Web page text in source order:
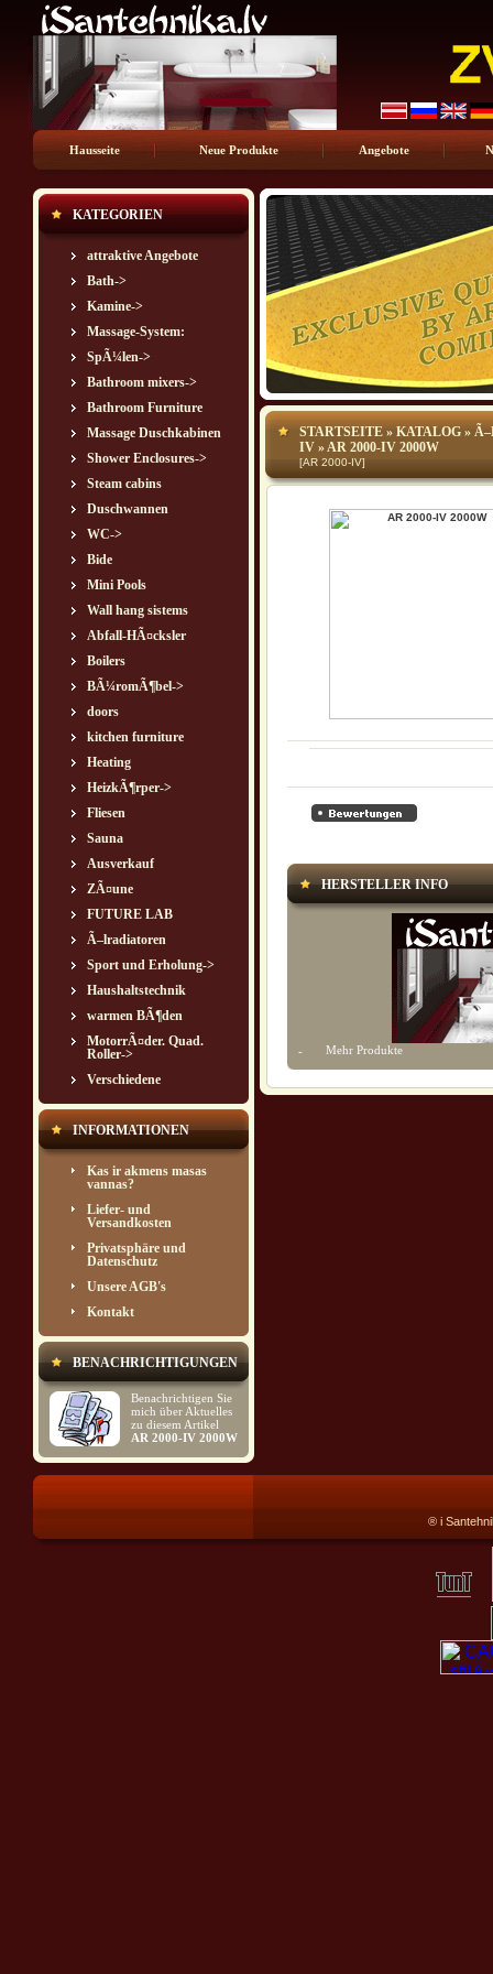
Hausseite Neue Produkte Angebote
KATEGORIEN
attraktive Angebote
Bath->
Kamine->
Massage-System:
SpÃ¼len->
Bathroom mixers->
Bathroom Furniture
Massage Duschkabinen
Shower Enclosures->
Steam cabins
Duschwannen
WC->
Bide
Mini Pools
Wall hang sistems
Abfall-HÃ¤cksler
Boilers
BÃ¼romÃ¶bel->
doors
kitchen furniture
Heating
HeizkÃ¶rper->
Fliesen
Sauna
Ausverkauf
ZÃ¤une
FUTURE LAB
Ã–lradiatoren
Sport und Erholung->
Haushaltstechnik
warmen BÃ¶den
MotorrÃ¤der. Quad.
Roller->
Verschiedene
INFORMATIONEN
Kas ir akmens masas
vannas?
Liefer- und
Versandkosten
Privatsphäre und
Datenschutz
Unsere AGB's
Kontakt
BENACHRICHTIGUNGEN
Benachrichtigen Sie
mich über Aktuelles
zu diesem Artikel
AR 2000-IV 2000W
STARTSEITE » KATALOG »
IV » AR 2000-IV 2000W
[AR 2000-IV]
HERSTELLER INFO
- Mehr Produkte
® i